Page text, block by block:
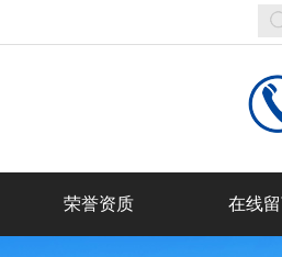
荣誉资质 在线